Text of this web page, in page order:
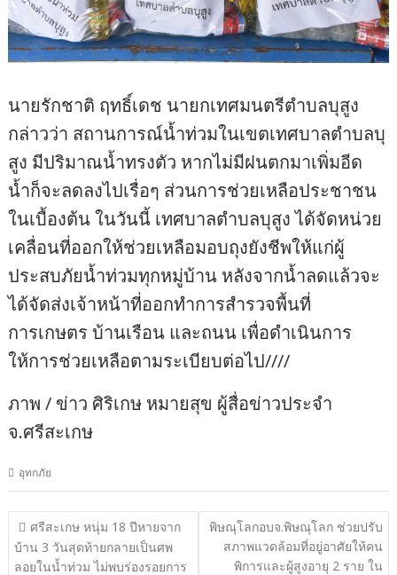
นายรักชาติ ฤทธิ์เดช นายกเทศมนตรีตำบลบุสูง
กล่าวว่า สถานการณ์น้ำท่วมในเขตเทศบาลตำบลบุ
สูง มีปริมาณน้ำทรงตัว หากไม่มีฝนตกมาเพิ่มอีด
น้ำก็จะลดลงไปเรื่อๆ ส่วนการช่วยเหลือประชาชน
ในเบื้องต้น ในวันนี้ เทศบาลตำบลบุสูง ได้จัดหน่วย
เคลื่อนที่ออกให้ช่วยเหลือมอบถุงยังชีพให้แก่ผู้
ประสบภัยน้ำท่วมทุกหมู่บ้าน หลังจากน้ำลดแล้วจะ
ได้จัดส่งเจ้าหน้าที่ออกทำการสำรวจพื้นที่
การเกษตร บ้านเรือน และถนน เพื่อดำเนินการ
ให้การช่วยเหลือตามระเบียบต่อไป////
ภาพ / ข่าว ศิริเกษ หมายสุข ผู้สื่อข่าวประจำ
จ.ศรีสะเกษ
อุทกภัย
แนะแนว
เรื่อง
ศรีสะเกษ หนุ่ม 18 ปีหายจาก
บ้าน 3 วันสุดท้ายกลายเป็นศพ
ลอยในน้ำท่วม ไม่พบร่องรอยการ
พิษณุโลกอบจ.พิษณุโลก ช่วยปรับ
สภาพแวดล้อมที่อยู่อาศัยให้คน
พิการและผู้สูงอายุ 2 ราย ใน